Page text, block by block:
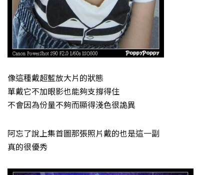
像這種戴超藍放大片的狀態
單戴它不加眼影也能夠支撐得住
不會因為份量不夠而顯得淺色很詭異
阿忘了說上集首圖那張照片戴的也是這一副
真的很優秀